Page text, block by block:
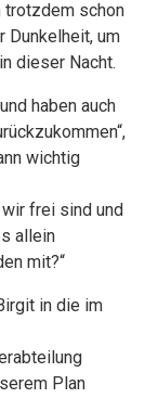
trotzdem schon
Dunkelheit, um
dieser Nacht.
haben auch
wichtig
frei sind und
allein
mit?“
in die im
Plan